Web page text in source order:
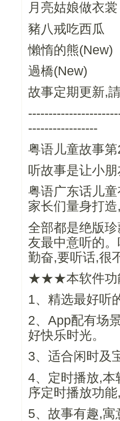
月亮姑娘做衣裳
豬八戒吃西瓜
懶惰的熊(New)
過橋(New)
故事定期更新,
-----------------
粤语儿童故事
听故事是让小
粤语广东话儿
家长们量身打
全部都是绝版
友最中意听的
勤奋,要听话,很
★★★本软件功
1、精选最好听
2、App配有场
好快乐时光。
3、适合闲时及
4、定时播放,本
序定时播放功
5、故事有趣,